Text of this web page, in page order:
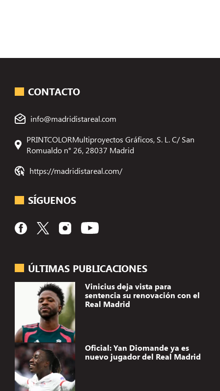
ÚLTIMAS PUBLICACIONES
Vinicius deja vista para
sentencia su renovación con el
Real Madrid
Oficial: Yan Diomande ya es
nuevo jugador del Real Madrid
CONTACTO
info@madridistareal.com
PRINTCOLORMultiproyectos Gráficos, S. L. C/ San
Romualdo n° 26, 28037 Madrid
https://madridistareal.com/
SÍGUENOS